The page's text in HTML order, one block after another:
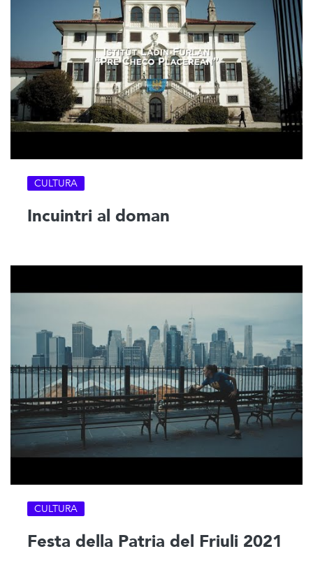
CULTURA
Incuintri al doman
CULTURA
Festa della Patria del Friuli 2021